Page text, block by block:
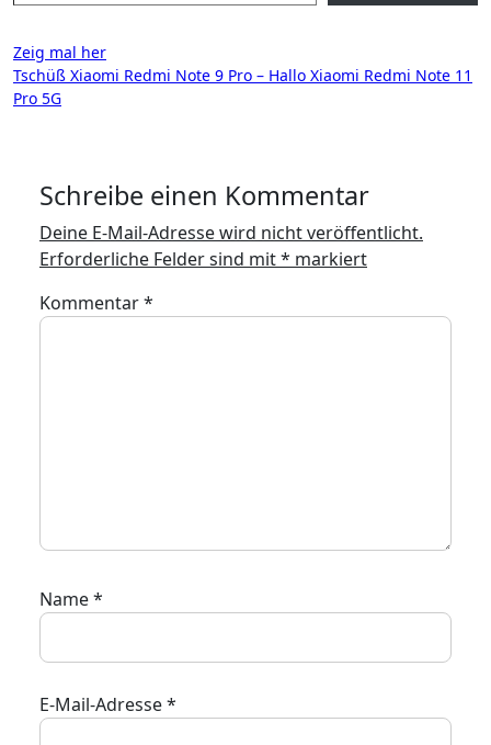
Beitragsnavigation
Zeig mal her
Tschüß Xiaomi Redmi Note 9 Pro – Hallo Xiaomi Redmi Note 11
Pro 5G
Schreibe einen Kommentar
Deine E-Mail-Adresse wird nicht veröffentlicht.
Erforderliche Felder sind mit* markiert
Kommentar*
Name*
E-Mail-Adresse*